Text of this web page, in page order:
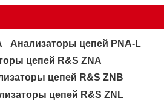
Анализаторы цепей PNA-L
цепей R&S ZNA
цепей R&S ZNB
цепей R&S ZNL